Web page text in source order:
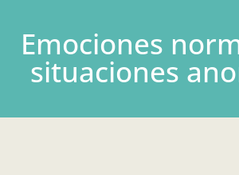
Emociones
situaciones